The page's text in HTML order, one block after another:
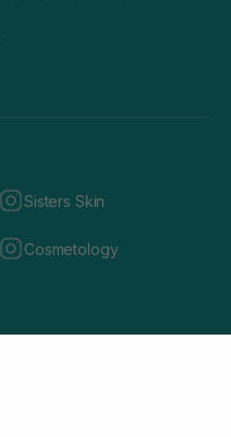
Sisters Skin
Cosmetology